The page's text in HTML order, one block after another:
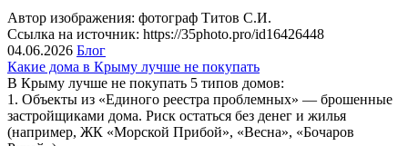
Автор изображения: фотограф Титов С.И.
Ссылка на источник: https://35photo.pro/id16426448
04.06.2026 Блог
Какие дома в Крыму лучше не покупать
В Крыму лучше не покупать 5 типов домов:
1. Объекты из «Единого реестра проблемных» — брошенные
застройщиками дома. Риск остаться без денег и жилья
(например, ЖК «Морской Прибой», «Весна», «Бочаров